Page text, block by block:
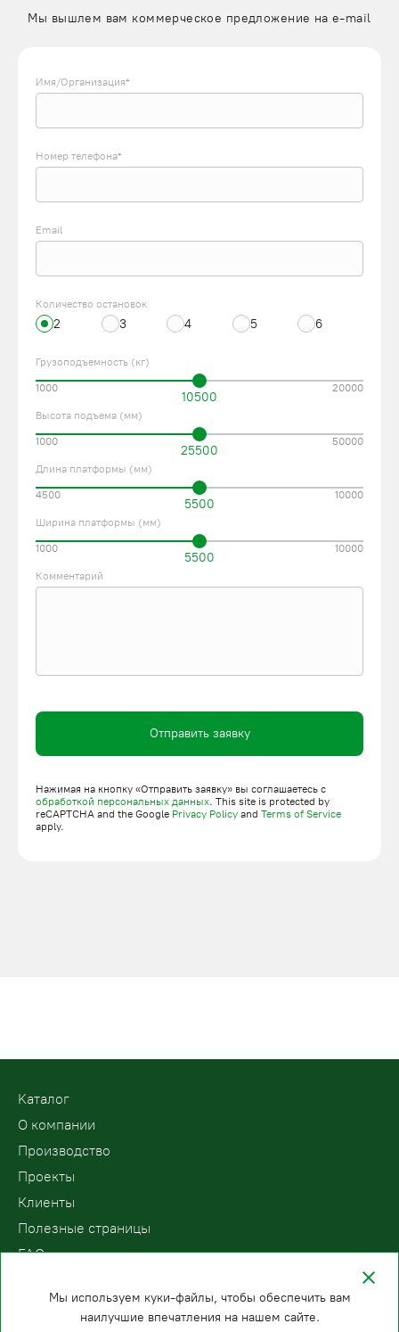
Мы вышлем вам коммерческое предложение на e-mail
Имя/Организация*
Номер телефона*
Email
Количество остановок
2 3 4 5 6
Грузоподъемность (кг)
10500
1000 20000
Высота подъема (мм)
25500
1000 50000
Длина платформы (мм)
5500
4500 10000
Ширина платформы (мм)
5500
1000 10000
Комментарий
Отправить заявку
Нажимая на кнопку «Отправить заявку» вы соглашаетесь с
обработкой персональных данных. This site is protected by
reCAPTCHA and the Google Privacy Policy and Terms of Service
apply.
Kаталог
О компании
Производство
Проекты
Клиенты
Полезные страницы
FAQ
Мы используем куки-файлы, чтобы обеспечить вам
наилучшие впечатления на нашем сайте.